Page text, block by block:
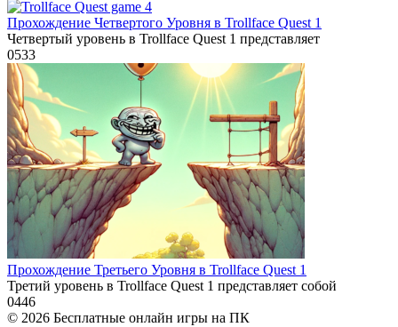
Прохождение Четвертого Уровня в Trollface Quest 1
Четвертый уровень в Trollface Quest 1 представляет
0533
Прохождение Третьего Уровня в Trollface Quest 1
Третий уровень в Trollface Quest 1 представляет собой
0446
© 2026 Бесплатные онлайн игры на ПК